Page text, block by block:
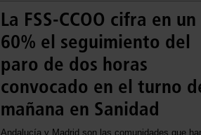
La FSS-CCOO cifra en un
60% el seguimiento del
paro de dos horas
convocado en el turno
mañana en Sanidad
Andalucía y Madrid son las comunidades que